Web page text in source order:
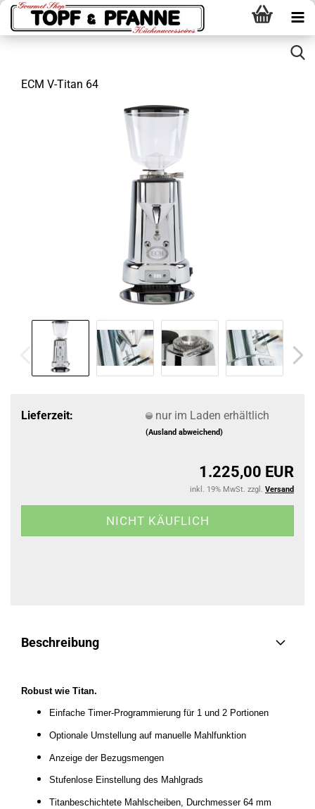
ECM V-Titan 64
Lieferzeit: nur im Laden erhältlich
(Ausland abweichend)
1.225,00 EUR
inkl. 19% MwSt. zzgl. Versand
Beschreibung
Robust wie Titan.
Einfache Timer-Programmierung für 1 und 2 Portionen
Optionale Umstellung auf manuelle Mahlfunktion
Anzeige der Bezugsmengen
Stufenlose Einstellung des Mahlgrads
Titanbeschichtete Mahlscheiben, Durchmesser 64 mm